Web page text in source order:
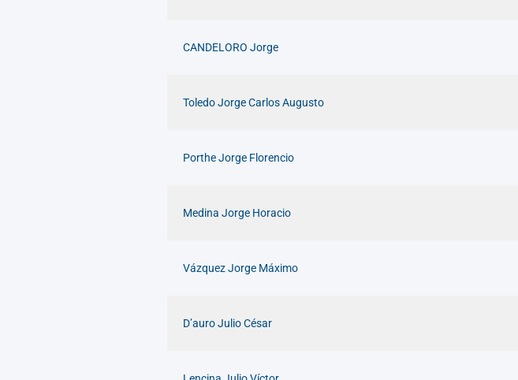
CANDELORO Jorge
Toledo Jorge Carlos Augusto
Porthe Jorge Florencio
Medina Jorge Horacio
Vázquez Jorge Máximo
D’auro Julio César